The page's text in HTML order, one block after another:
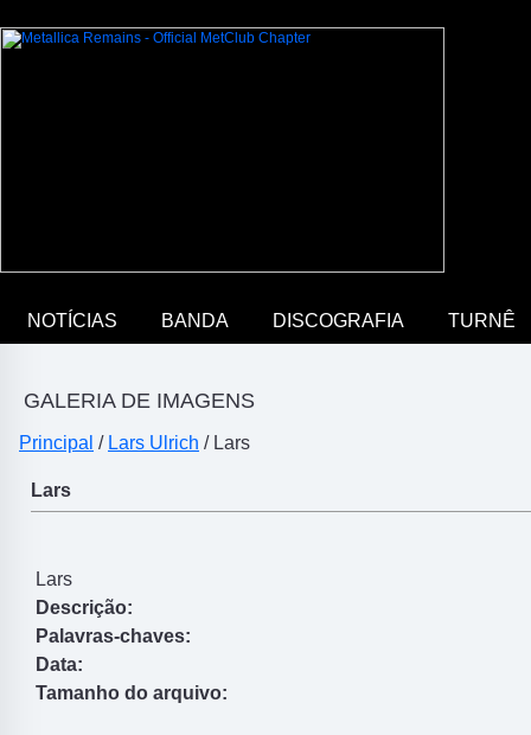
NOTÍCIAS BANDA DISCOGRAFIA TURNÊ
GALERIA DE IMAGENS
Principal / Lars Ulrich / Lars
Lars
Lars
Descrição:
Palavras-chaves:
Data:
Tamanho do arquivo: